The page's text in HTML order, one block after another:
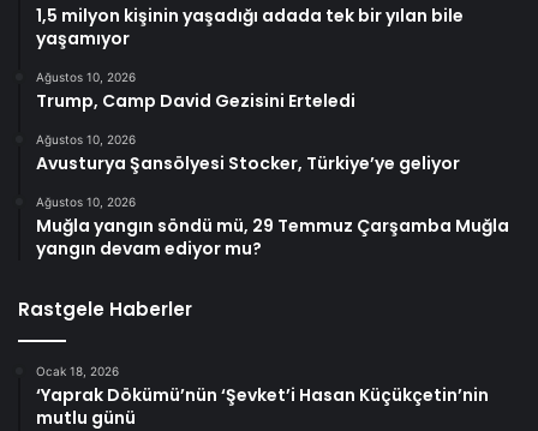
1,5 milyon kişinin yaşadığı adada tek bir yılan bile
yaşamıyor
Ağustos 10, 2026
Trump, Camp David Gezisini Erteledi
Ağustos 10, 2026
Avusturya Şansölyesi Stocker, Türkiye’ye geliyor
Ağustos 10, 2026
Muğla yangın söndü mü, 29 Temmuz Çarşamba Muğla
yangın devam ediyor mu?
Rastgele Haberler
Ocak 18, 2026
‘Yaprak Dökümü’nün ‘Şevket’i Hasan Küçükçetin’nin
mutlu günü